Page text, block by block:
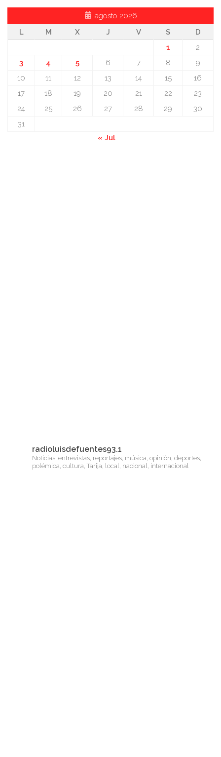
agosto 2026
L
M X J V S
D
1
2
3
4 5 6 7 8
9
10
11 12 13 14 15
16
17
18 19 20 21 22
23
24
25 26 27 28 29
30
31
« Jul
radioluisdefuentes93.1
Noticias, entrevistas, reportajes, música, opinión, deportes,
polémica, cultura, Tarija, local, nacional, internacional